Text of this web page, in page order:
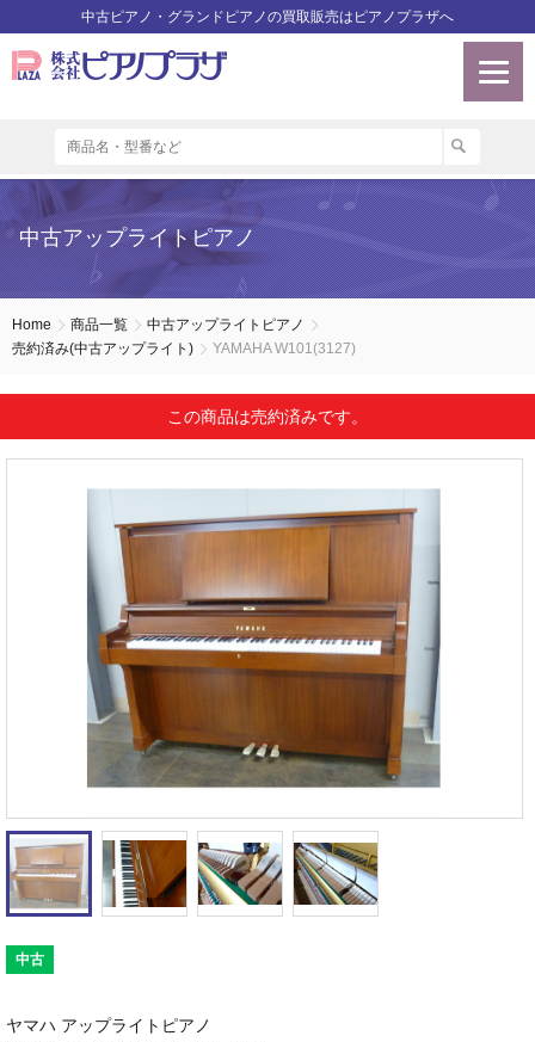
中古ピアノ・グランドピアノの買取販売はピアノプラザへ
中古アップライトピアノ
Home 商品一覧
中古アップライトピアノ
売約済み(中古アップライト)
YAMAHA W101(3127)
この商品は売約済みです。
中古
ヤマハ アップライトピアノ